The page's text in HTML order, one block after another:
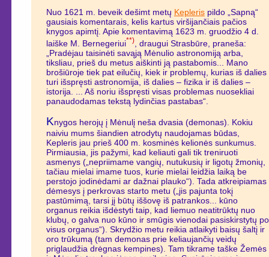
Nuo 1621 m. beveik dešimt metų Keplerispildo „Sapną“
gausiais komentarais, kelis kartus viršijančiais pačios
knygos apimtį. Apie komentavimą 1623 m. gruodžio 4 d.
laiške M. Bernegeriui**), draugui Strasbūre, praneša:
„Pradėjau taisinėti savąją Mėnulio astronomiją arba,
tiksliau, prieš du metus aiškinti ją pastabomis... Mano
brošiūroje tiek pat eilučių, kiek ir problemų, kurias iš dalies
turi išspręsti astronomija, iš dalies – fizika ir iš dalies –
istorija. ... Aš noriu išspręsti visas problemas nuosekliai
panaudodamas tekstą lydinčias pastabas“.
Knygos herojų į Mėnulį neša dvasia (demonas). Kokiu
naiviu mums šiandien atrodytų naudojamas būdas,
Kepleris jau prieš 400 m. kosminės kelionės sunkumus.
Pirmiausia, jis pažymi, kad keliauti gali tik treniruoti
asmenys („nepriimame vangių, nutukusių ir ligotų žmonių,
tačiau mielai imame tuos, kurie mielai leidžia laiką be
perstojo jodinėdami ar dažnai plauko“). Tada atkreipiamas
dėmesys į perkrovas starto metu („jis pajunta tokį
pastūmimą, tarsi jį būtų iššovę iš patrankos... kūno
organus reikia išdėstyti taip, kad liemuo neatitrūktų nuo
klubų, o galva nuo kūno ir smūgis vienodai pasiskirstytų po
visus organus“). Skrydžio metu reikia atlaikyti baisų šaltį ir
oro trūkumą (tam demonas prie keliaujančių veidų
priglaudžia drėgnas kempines). Tam tikrame taške Žemės